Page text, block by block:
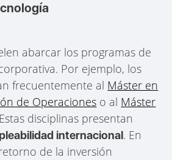
abarcar los programas de
Por ejemplo, los
frecuentemente al Máster en
de Operaciones o al Máster
disciplinas presentan
internacional. En
de la inversión